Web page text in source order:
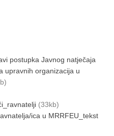
postupka Javnog natječaja
upravnih organizacija u
(33kb)
ica u MRRFEU_tekst